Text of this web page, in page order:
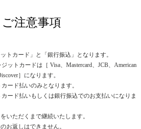
ご注意事項
トカード」と「銀行振込」となります。
ットカードは［ Visa、Mastercard、JCB、American
］になります。
ード払いのみとなります。
ード払いもしくは銀行振込でのお支払いになりま
いただくまで継続いたします。
お返しはできません。